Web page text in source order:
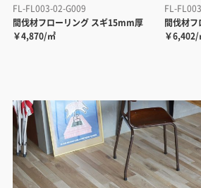
FL-FL003-02-G009
間伐材フローリング スギ15mm厚
￥4,870/㎡
FL-
間伐材
￥6,402/